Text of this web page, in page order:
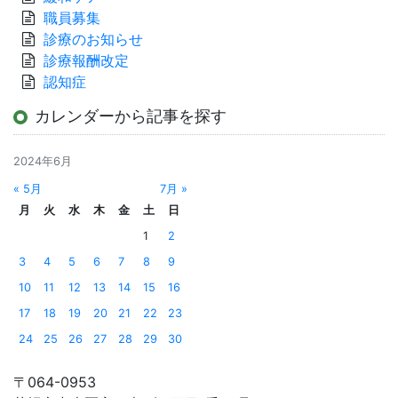
職員募集
診療のお知らせ
診療報酬改定
認知症
カレンダーから記事を探す
2024年6月
« 5月
7月 »
月
火 水 木 金 土
日
1
2
3
4 5 6 7 8
9
10
11 12 13 14 15
16
17
18 19 20 21 22
23
24
25 26 27 28 29 30
〒064-0953